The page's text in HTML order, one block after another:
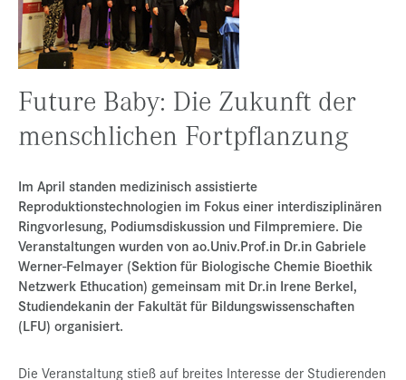
Events
Presse
Jobs
Service-Links
de |en
Future Baby: Die Zukunft der
menschlichen Fortpflanzung
Im April standen medizinisch assistierte
Reproduktionstechnologien im Fokus einer interdisziplinären
Ringvorlesung, Podiumsdiskussion und Filmpremiere. Die
Veranstaltungen wurden von ao.Univ.Prof.in Dr.in Gabriele
Werner-Felmayer (Sektion für Biologische Chemie Bioethik
Netzwerk Ethucation) gemeinsam mit Dr.in Irene Berkel,
Studiendekanin der Fakultät für Bildungswissenschaften
(LFU) organisiert.
Die Veranstaltung stieß auf breites Interesse der Studierenden